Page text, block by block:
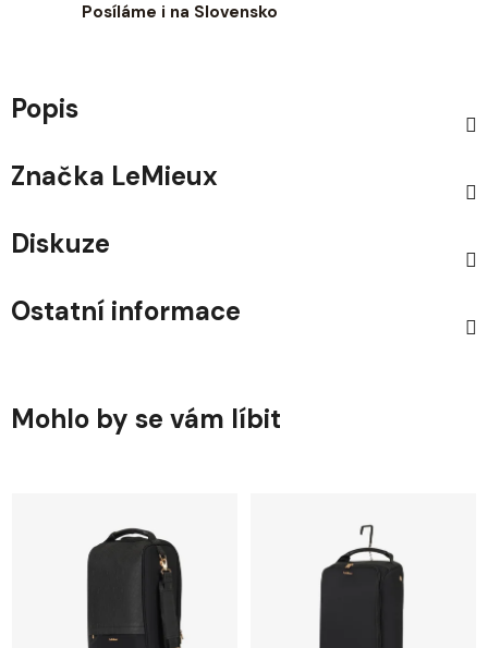
Posíláme i na Slovensko
Popis
Značka LeMieux
Diskuze
Ostatní informace
Mohlo by se vám líbit